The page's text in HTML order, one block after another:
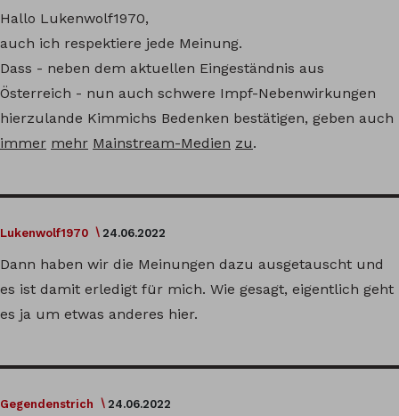
Hallo Lukenwolf1970,
auch ich respektiere jede Meinung.
Dass - neben dem aktuellen Eingeständnis aus
Österreich - nun auch schwere Impf-Nebenwirkungen
hierzulande Kimmichs Bedenken bestätigen, geben auch
immer mehr Mainstream-Medien zu.
Lukenwolf1970 24.06.2022
Dann haben wir die Meinungen dazu ausgetauscht und
es ist damit erledigt für mich. Wie gesagt, eigentlich geht
es ja um etwas anderes hier.
Gegendenstrich 24.06.2022